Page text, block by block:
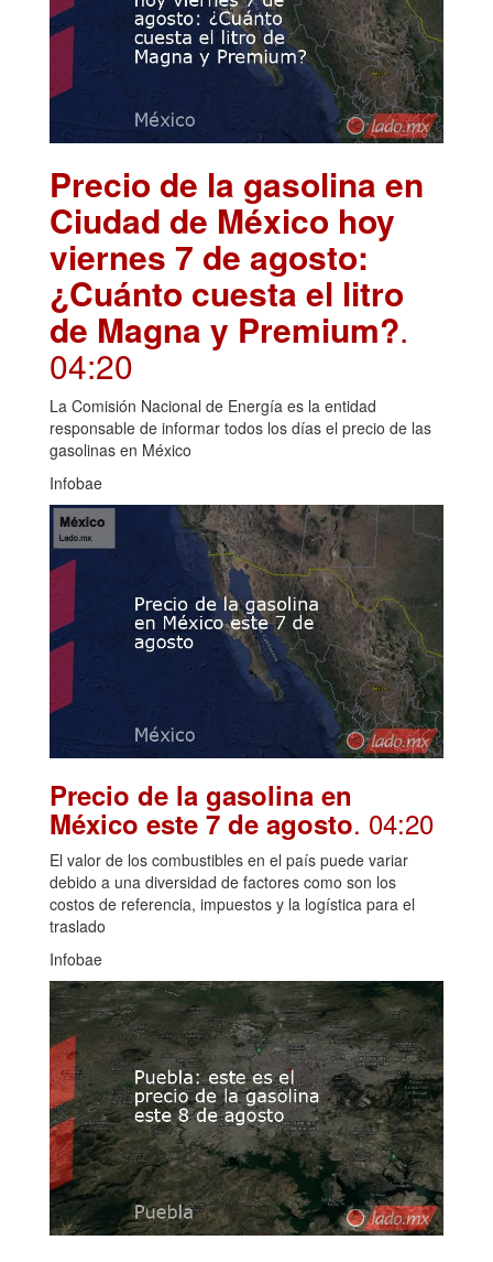
Precio de la gasolina en
Ciudad de México hoy
viernes 7 de agosto:
¿Cuánto cuesta el litro
de Magna y Premium?.
04:20
La Comisión Nacional de Energía es la entidad
responsable de informar todos los días el precio de las
gasolinas en México
Infobae
Precio de la gasolina en
México este 7 de agosto. 04:20
El valor de los combustibles en el país puede variar
debido a una diversidad de factores como son los
costos de referencia, impuestos y la logística para el
traslado
Infobae